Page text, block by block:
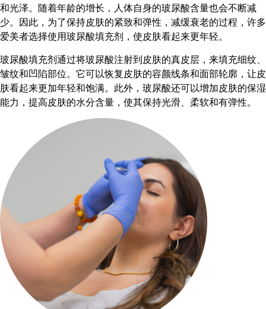
和光泽。随着年龄的增长，人体自身的玻尿酸含量也会不断减
少。因此，为了保持皮肤的紧致和弹性，减缓衰老的过程，许多
爱美者选择使用玻尿酸填充剂，使皮肤看起来更年轻。
玻尿酸填充剂通过将玻尿酸注射到皮肤的真皮层，来填充细纹、
皱纹和凹陷部位。它可以恢复皮肤的容颜线条和面部轮廓，让皮
肤看起来更加年轻和饱满。此外，玻尿酸还可以增加皮肤的保湿
能力，提高皮肤的水分含量，使其保持光滑、柔软和有弹性。